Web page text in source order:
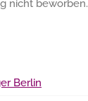
nicht beworben.
Berlin